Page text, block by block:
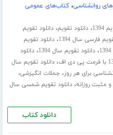
روانشناسی،کتاب‌های عمومی
1394 ،دانلود تقویم،دانلود تقویم
فارسی سال 1394 ،دانلود تقویم
،دانلود تقویم سال 1394 ،دانلود
،دانلود تقویم سال
برای هر روز، جملات انگیزشی،
و مثبت روزانه،دانلود تقویم شمسی سال
دانلود کتاب